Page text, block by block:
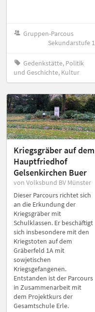
Gruppen-Parcous
Sekundarstufe 1
Gedenkstätte, Politik
und Geschichte, Kultur
Kriegsgräber auf dem
Hauptfriedhof
Gelsenkirchen Buer
von Volksbund BV Münster
Dieser Parcours richtet sich
an die Erkundung der
Kriegsgräber mit
Schulklassen. Er beschäftigt
sich insbesondere mit den
Kriegstoten auf dem
Gräberfeld 1A mit
sowjetischen
Kriegsgefangenen.
Entstanden ist der Parcours
in Zusammenarbeit mit
dem Projektkurs der
Gesamtschule Erle.